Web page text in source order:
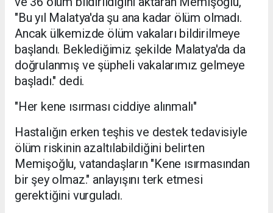
"Bu yıl Malatya'da şu ana kadar ölüm olmadı.
Ancak ülkemizde ölüm vakaları bildirilmeye
başlandı. Beklediğimiz şekilde Malatya'da da
doğrulanmış ve şüpheli vakalarımız gelmeye
başladı." dedi.
"Her kene ısırması ciddiye alınmalı"
Hastalığın erken teşhis ve destek tedavisiyle
ölüm riskinin azaltılabildiğini belirten
Memişoğlu, vatandaşların "Kene ısırmasından
bir şey olmaz." anlayışını terk etmesi
gerektiğini vurguladı.